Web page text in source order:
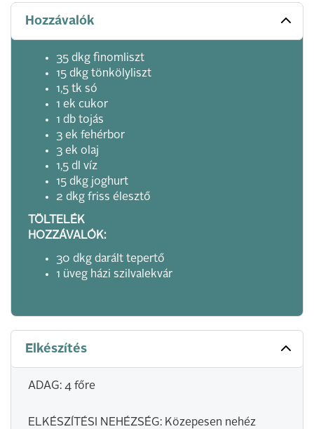
Hozzávalók
35 dkg finomliszt
15 dkg tönkölyliszt
1,5 tk só
1 ek cukor
1 db tojás
3 ek fehérbor
3 ek olaj
1,5 dl víz
15 dkg joghurt
2 dkg friss élesztő
TÖLTELÉK
HOZZÁVALÓK:
30 dkg darált tepertő
1 üveg házi szilvalekvár
Elkészítés
ADAG: 4 főre
ELKÉSZÍTÉSI NEHÉZSÉG: Közepesen nehéz